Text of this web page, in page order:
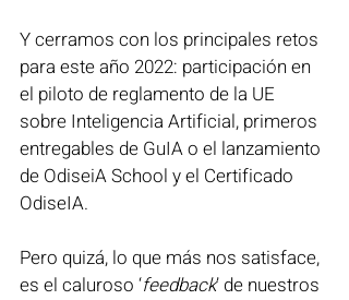
Y cerramos con los principales retos
para este año 2022: participación en
el piloto de reglamento de la UE
sobre Inteligencia Artificial, primeros
entregables de GuIA o el lanzamiento
de OdiseiA School y el Certificado
OdiseIA.
Pero quizá, lo que más nos satisface,
es el caluroso ‘feedback’ de nuestros